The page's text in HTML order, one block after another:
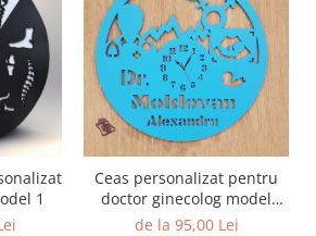
1
Ceas personalizat pentru
doctor ginecolog model
5678
de la 95,00 Lei